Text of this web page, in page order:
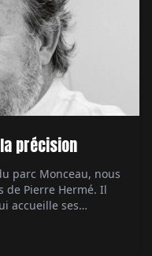
précision
parc Monceau, nous
de Pierre Hermé. Il
accueille ses
En cette